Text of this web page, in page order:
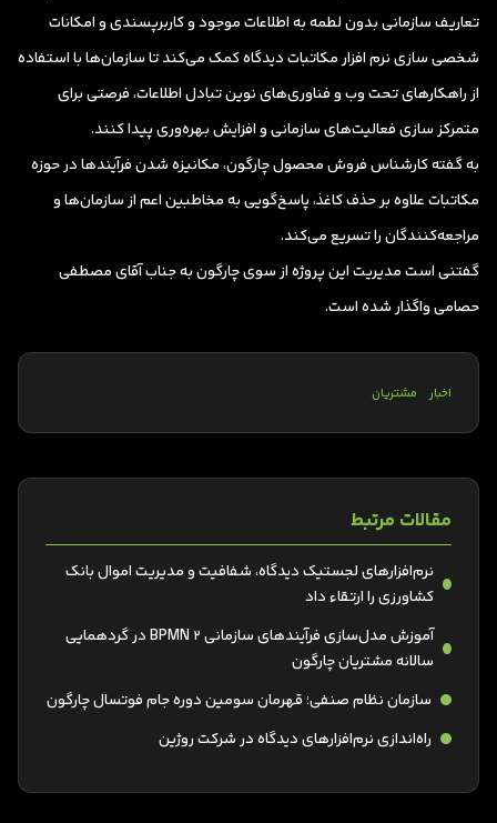
تعاریف سازمانی بدون لطمه به اطلاعات موجود و کاربرپسندی و امکانات
شخصی سازی نرم افزار مکاتبات دیدگاه کمک می‌کند تا سازمان‌ها با استفاده
از راهکارهای تحت وب و فناوری‌های نوین تبادل اطلاعات، فرصتی برای
متمرکز سازی فعالیت‌های سازمانی و افزایش بهره‌وری پیدا کنند.
به گفته کارشناس فروش محصول چارگون، مکانیزه شدن فرآیندها در حوزه
مکاتبات علاوه بر حذف کاغذ، پاسخ‌گویی به مخاطبین اعم از سازمان‌ها و
مراجعه‌کنندگان را تسریع می‌کند.
گفتنی است مدیریت این پروژه از سوی چارگون به جناب آقای مصطفی
حصامی واگذار شده است.
اخبار مشتریان
مقالات مرتبط
نرم‌افزارهای لجستیک دیدگاه، شفافیت و مدیریت اموال بانک
کشاورزی را ارتقاء داد
آموزش مدل‌سازی فرآیندهای سازمانی BPMN 2 در گردهمایی
سالانه مشتریان چارگون
سازمان نظام صنفی؛ قهرمان سومین دوره جام فوتسال چارگون
راه‌اندازی نرم‌افزارهای دیدگاه در شرکت روژین